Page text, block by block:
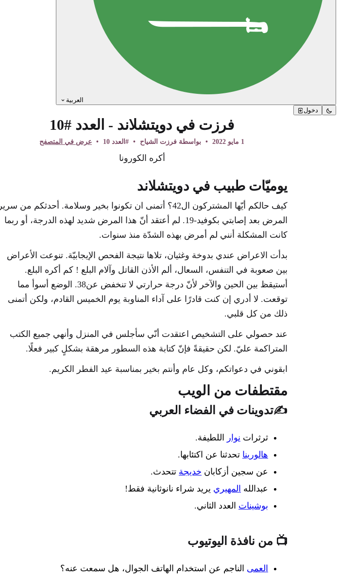
العربية
دخول
فرزت في دويتشلاند - العدد #10
1 مايو 2022 • بواسطة فرزت الشياح • #العدد 10 • عرض في المتصفح
أكره الكورونا
يوميّات طبيب في دويتشلاند
كيف حالكم أيّها المشتركون ال42؟ أتمنى ان تكونوا بخير وسلامة. أحدثكم من سرير
المرض بعد إصابتي بكوفيد-19. لم أعتقد أنّ هذا المرض شديد لهذه الدرجة، أو ربما
كانت المشكلة أنني لم أمرض بهذه الشدّة منذ سنوات.
بدأت الاعراض عندي بدوخة وغثيان، تلاها نتيجة الفحص الإيجابيّة. تنوعت الأعراض
بين صعوبة في التنفس، السعال، ألم الأذن القاتل وآلام البلع ! كم أكره البلع.
أستيقظ بين الحين والآخر لأنّ درجة حرارتي لا تنخفض عن38. الوضع أسوأ مما
توقعت. لا أدري إن كنت قادرًا على آداء المناوبة يوم الخميس القادم، ولكن أتمنى
ذلك من كل قلبي.
عند حصولي على التشخيص اعتقدت أنّي سأجلس في المنزل وأنهي جميع الكتب
المتراكمة عليّ. لكن حقيقةً فإنّ كتابة هذه السطور مرهقة بشكلٍ كبير فعلًا.
ابقوني في دعواتكم، وكل عام وأنتم بخير بمناسبة عيد الفطر الكريم.
مقتطفات من الويب
✍️تدوينات في الفضاء العربي
ثرثرات نوار
اللطيفة.
هالورينا تحدثنا عن اكتئابها.
عن سجين أزكابان خديجة تتحدث.
عبدالله المهيري يريد شراء نانوثانية فقط!
بوشينات العدد الثاني.
📺 من نافذة اليوتيوب
العمى الناجم عن استخدام الهاتف الجوال، هل سمعت عنه؟